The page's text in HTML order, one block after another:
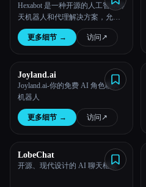
Hexabot 是一种开源的人工智能聊
天机器人和代理解决方案，允许
用户轻松创建和管理多渠道、多
语言 AI 驱动的聊天机器人。
更多细节 → 访问 ↗︎
Joyland.ai
Joyland.ai-你的免费 AI 角色聊天
机器人
更多细节 → 访问 ↗︎
LobeChat
开源、现代设计的 AI 聊天框架